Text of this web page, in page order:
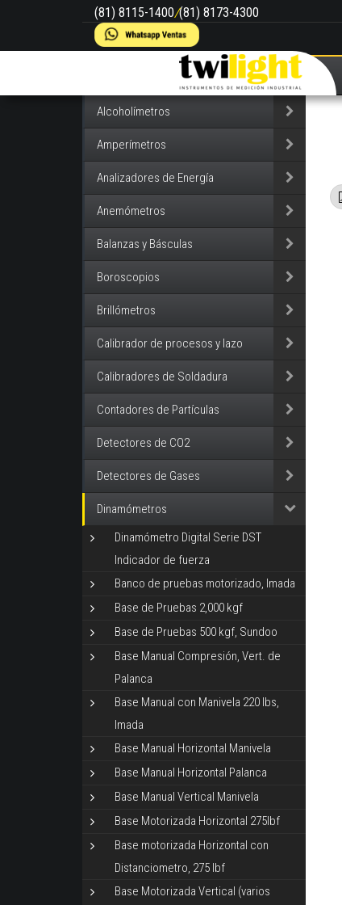
(81) 8115-1400/(81) 8173-4300
Alcoholímetros
Amperímetros
Analizadores de Energía
Anemómetros
Balanzas y Básculas
Boroscopios
Brillómetros
Calibrador de procesos y lazo
Calibradores de Soldadura
Contadores de Partículas
Detectores de CO2
Detectores de Gases
Dinamómetros
Dinamómetro Digital Serie DST
Indicador de fuerza
Banco de pruebas motorizado, Imada
Base de Pruebas 2,000 kgf
Base de Pruebas 500 kgf, Sundoo
Base Manual Compresión, Vert. de
Palanca
Base Manual con Manivela 220 lbs,
Imada
Base Manual Horizontal Manivela
Base Manual Horizontal Palanca
Base Manual Vertical Manivela
Base Motorizada Horizontal 275lbf
Base motorizada Horizontal con
Distanciometro, 275 lbf
Base Motorizada Vertical (varios